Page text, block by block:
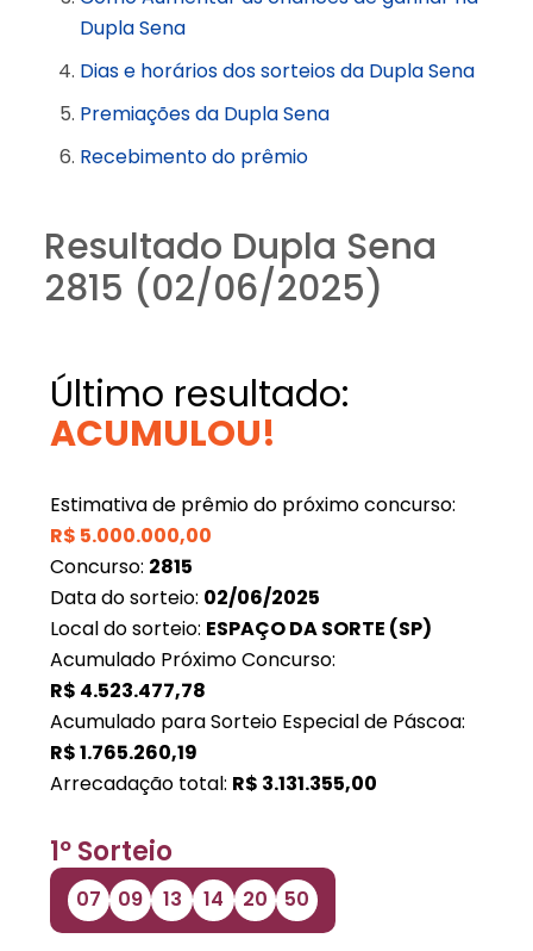
Dupla Sena
Dias e horários dos sorteios da Dupla Sena
Premiações da Dupla Sena
Recebimento do prêmio
Resultado Dupla Sena
2815 (02/06/2025)
Último resultado:
ACUMULOU!
Estimativa de prêmio do próximo concurso:
R$ 5.000.000,00
Concurso: 2815
Data do sorteio: 02/06/2025
Local do sorteio: ESPAÇO DA SORTE (SP)
Acumulado Próximo Concurso:
R$ 4.523.477,78
Acumulado para Sorteio Especial de Páscoa:
R$1.765.260,19
Arrecadação total: R$ 3.131.355,00
1º Sorteio
07 09 13 14 20 50